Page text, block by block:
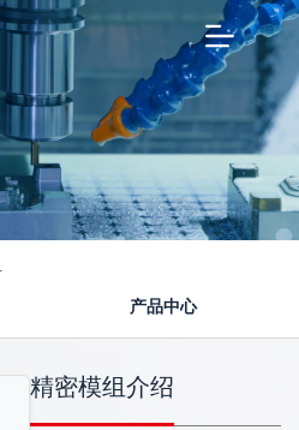
产品中心
精密模组介绍